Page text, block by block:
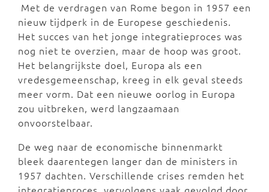
Met de verdragen van Rome begon in 1957 een
nieuw tijdperk in de Europese geschiedenis.
Het succes van het jonge integratieproces was
nog niet te overzien, maar de hoop was groot.
Het belangrijkste doel, Europa als een
vredesgemeenschap, kreeg in elk geval steeds
meer vorm. Dat een nieuwe oorlog in Europa
zou uitbreken, werd langzaamaan
onvoorstelbaar.
De weg naar de economische binnenmarkt
bleek daarentegen langer dan de ministers in
1957 dachten. Verschillende crises remden het